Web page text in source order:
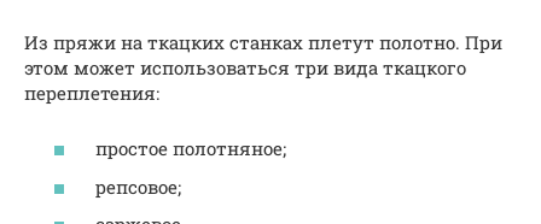
Из пряжи на ткацких станках плетут полотно. При
этом может использоваться три вида ткацкого
переплетения:
простое полотняное;
репсовое;